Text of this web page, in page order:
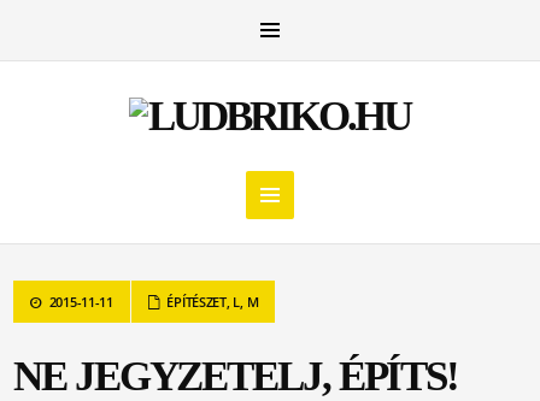
2015-11-11 ÉPÍTÉSZET, L, M
NE JEGYZETELJ, ÉPÍTS!